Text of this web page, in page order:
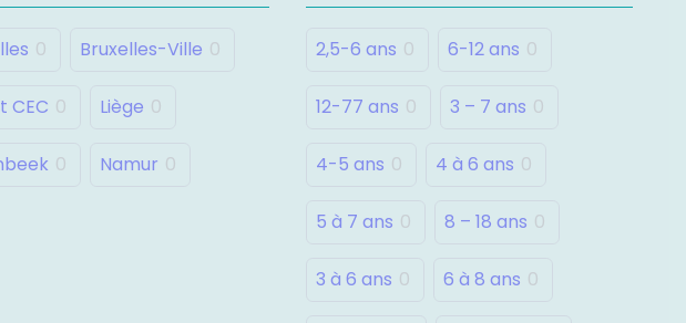
0 Bruxelles-Ville 0
CEC 0 Liège 0
0 Namur 0
2,5-6 ans 0 6-12 ans 0
12-77 ans 0 3 – 7 ans 0
4-5 ans 0 4 à 6 ans 0
5 à 7 ans 0 8 – 18 ans 0
3 à 6 ans 0 6 à 8 ans 0